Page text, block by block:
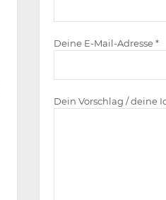
Deine E-Mail-Adresse *
Dein Vorschlag / deine